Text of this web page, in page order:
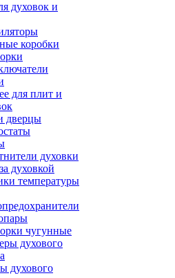
духовок и
коробки
для плит и
дверцы
духовки
духовкой
температуры
чугунные
духового
духового